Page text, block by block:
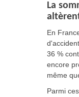
La
En
36 %
encore
même
Parmi